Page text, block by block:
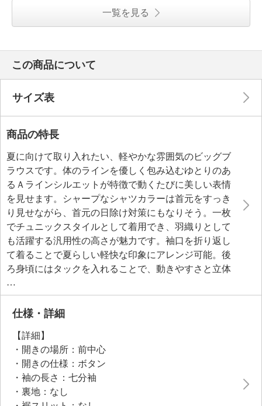
一覧を見る
この商品について
サイズ表
商品の特長
夏に向けて取り入れたい、軽やかな雰囲気のビッグブ
ラウスです。体のラインを優しく包み込むゆとりのあ
るＡラインシルエットが特徴で動くたびに美しい表情
を見せます。シャープなシャツカラーは首元をすっき
り見せながら、首元の日除け対策にもなりそう。一枚
でチュニックスタイルとして着用でき、羽織りとして
も活躍する汎用性の高さが魅力です。袖口を折り返し
て着ることで夏らしい軽快な印象にアレンジ可能。後
ろ身頃にはタックを入れることで、動きやすさと立体
感を両立させました。日常使いの利便性を考えた両脇
のカーブポケットも便利なポイントです。膝丈の安心
感ある長さで、パンツとの組み合わせやワンピース風
す。頑張りすぎない大人のきちんと感を演出しなが
ら、ラフに着ても着崩れしにくいデザインは、日々の
暮らしから旅行まで幅広く活躍します。
仕様・詳細
【詳細】
・開きの場所：前中心
・開きの仕様：ボタン
・袖の長さ：七分袖
・裏地：なし